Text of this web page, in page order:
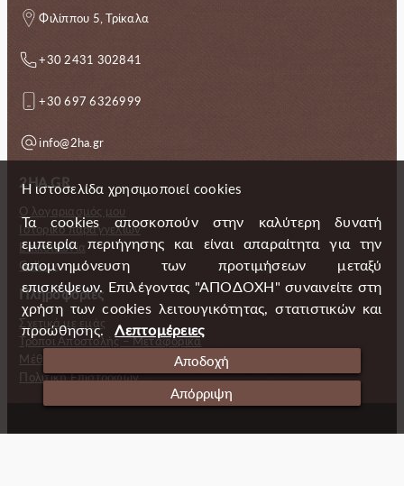
Φιλίππου 5, Τρίκαλα
+30 2431 302841
+30 697 6326999
info@2ha.gr
2HA.GR
Ο λογαριασμός μου
Ιστορικό παραγγελιών
Επικοινωνία
Gallery
Πληροφορίες
Σχετικά με εμάς
Τρόποι Αποστολής – Μεταφορικά
Μέθοδοι πληρωμής
Πολιτική Επιστροφών
Copyright (c) 2024 2 Handmade Aprons
Η ιστοσελίδα χρησιμοποιεί cookies
Τα cookies αποσκοπούν στην καλύτερη δυνατή
εμπειρία περιήγησης και είναι απαραίτητα για την
απομνημόνευση των προτιμήσεων μεταξύ
επισκέψεων. Επιλέγοντας "ΑΠΟΔΟΧΗ" συναινείτε στη
χρήση των cookies λειτουγικότητας, στατιστικών και
προώθησης.
Λεπτομέρειες
Αποδοχή
Απόρριψη